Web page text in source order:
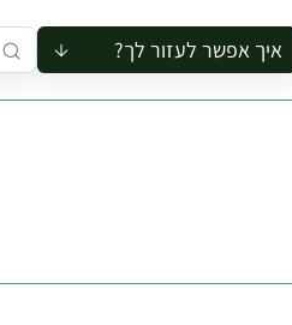
איך אפשר לעזור לך?
סיור לקבוצה
ביקור בצריף